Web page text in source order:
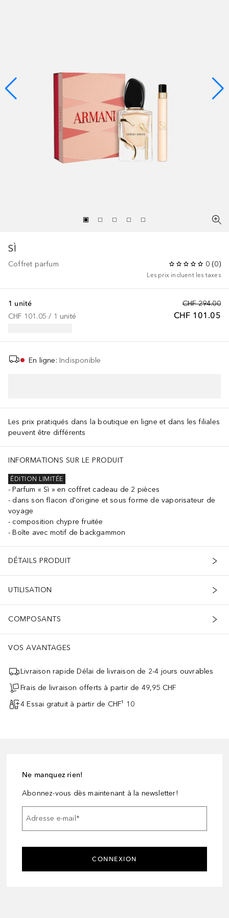
SÌ
Coffret parfum 0 (0)
Les prix incluent les taxes
CHF 294.00
CHF 101.05
1 unité
CHF 101.05 / 1 unité
En ligne: Indisponible
Les prix pratiqués dans la boutique en ligne et dans les filiales
peuvent être différents
INFORMATIONS SUR LE PRODUIT
ÉDITION LIMITÉE
Parfum « Sì » en coffret cadeau de 2 pièces
dans son flacon d'origine et sous forme de vaporisateur de
voyage
composition chypre fruitée
Boîte avec motif de backgammon
DÉTAILS PRODUIT
UTILISATION
COMPOSANTS
VOS AVANTAGES
Livraison rapide Délai de livraison de 2-4 jours ouvrables
Frais de livraison offerts à partir de 49,95 CHF
4 Essai gratuit à partir de CHF¹ 10
Ne manquez rien!
Abonnez-vous dès maintenant à la newsletter!
Adresse e-mail*
CONNEXION